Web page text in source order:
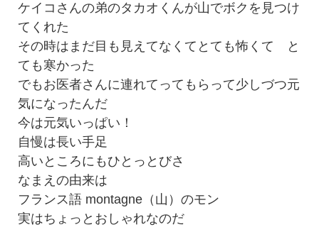
ケイコさんの弟のタカオくんが山でボクを見つけ
てくれた
その時はまだ目も見えてなくてとても怖くて と
ても寒かった
でもお医者さんに連れてってもらって少しづつ元
気になったんだ
今は元気いっぱい！
自慢は長い手足
高いところにもひとっとびさ
なまえの由来は
フランス語 montagne（山）のモン
実はちょっとおしゃれなのだ